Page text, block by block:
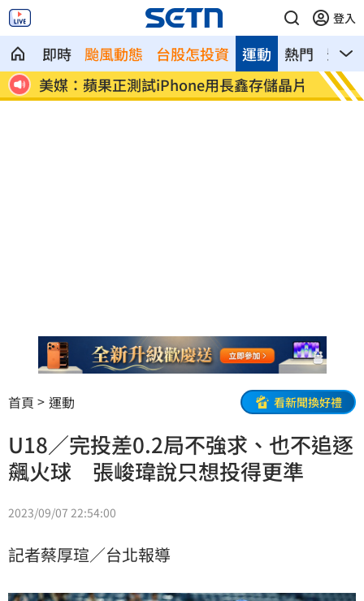
登入
即時 颱風動態 台股怎投資 熱門 影音
運動
片 不滿學生請假！導師脫口「那隻...
性侵
事
首頁 運動 看新聞換好禮
U18／完投差0.2局不強求、也不追逐
飆火球 張峻瑋說只想投得更準
2023/09/07 22:54:00
記者蔡厚瑄／台北報導